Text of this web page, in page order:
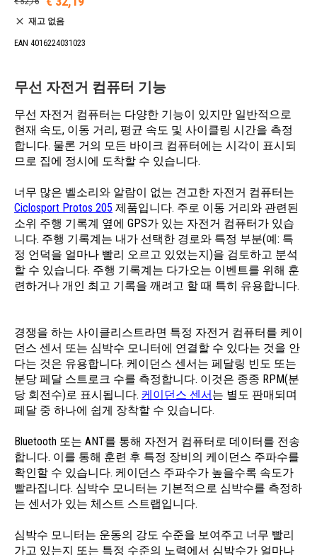
재고 없음
EAN 4016224031023
무선 자전거 컴퓨터 기능
무선 자전거 컴퓨터는 다양한 기능이 있지만 일반적으로
현재 속도, 이동 거리, 평균 속도 및 사이클링 시간을 측정
합니다. 물론 거의 모든 바이크 컴퓨터에는 시각이 표시되
므로 집에 정시에 도착할 수 있습니다.
너무 많은 벨소리와 알람이 없는 견고한 자전거 컴퓨터는
Ciclosport Protos 205 제품입니다. 주로 이동 거리와 관련된
소위 주행 기록계 옆에 GPS가 있는 자전거 컴퓨터가 있습
니다. 주행 기록계는 내가 선택한 경로와 특정 부분(예: 특
정 언덕을 얼마나 빨리 오르고 있었는지)을 검토하고 분석
할 수 있습니다. 주행 기록계는 다가오는 이벤트를 위해 훈
련하거나 개인 최고 기록을 깨려고 할 때 특히 유용합니다.
경쟁을 하는 사이클리스트라면 특정 자전거 컴퓨터를 케이
던스 센서 또는 심박수 모니터에 연결할 수 있다는 것을 안
다는 것은 유용합니다. 케이던스 센서는 페달링 빈도 또는
분당 페달 스트로크 수를 측정합니다. 이것은 종종 RPM(분
당 회전수)로 표시됩니다. 케이던스 센서는 별도 판매되며
페달 중 하나에 쉽게 장착할 수 있습니다.
Bluetooth 또는 ANT를 통해 자전거 컴퓨터로 데이터를 전송
합니다. 이를 통해 훈련 후 특정 장비의 케이던스 주파수를
확인할 수 있습니다. 케이던스 주파수가 높을수록 속도가
빨라집니다. 심박수 모니터는 기본적으로 심박수를 측정하
는 센서가 있는 체스트 스트랩입니다.
심박수 모니터는 운동의 강도 수준을 보여주고 너무 빨리
가고 있는지 또는 특정 수준의 노력에서 심박수가 얼마나